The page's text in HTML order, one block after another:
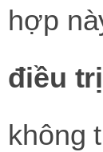
hợp
điều
không